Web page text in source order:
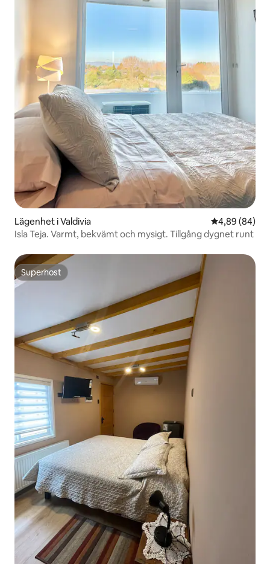
Lägenhet i Valdivia 4,89 av 5 i
4,89 (84)
Isla Teja. Varmt, bekvämt och mysigt. Tillgång dygnet runt
Superhost
Superhost